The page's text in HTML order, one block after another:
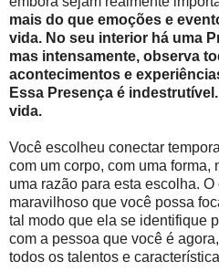
mais do que emoções e
vida. No seu interior há uma
mas intensamente, observa
acontecimentos e
Essa Presença é
vida.
Você escolheu conectar
com um corpo, com uma forma,
uma razão para esta escolha.
maravilhoso que você possa
tal modo que ela se identifique
com a pessoa que você é
todos os talentos e